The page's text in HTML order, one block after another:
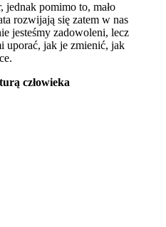
jednak pomimo to, mało
rozwijają się zatem w nas
jesteśmy zadowoleni, lecz
uporać, jak je zmienić, jak
człowieka